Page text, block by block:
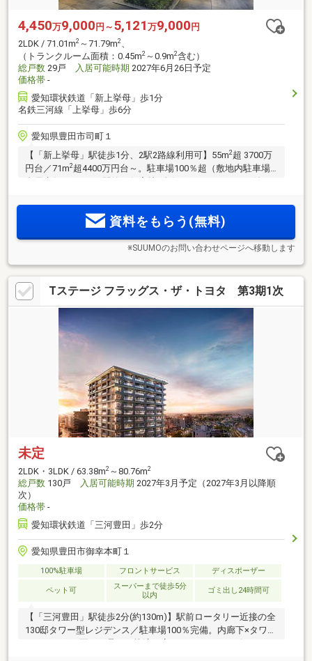
4,450万9,000円～ 5,121 万9,000円
2LDK / 71.01m2 ～71.79m2
（トランクルーム面積：0.45m2 ～0.9m2含む）
総戸数 29戸 入居可能時期 2027年6月26日予定
価格帯 -
愛知環状鉄道「新上挙母」歩1分
名鉄三河線「上挙母」歩6分
愛知県豊田市司町１
【「新上挙母」駅徒歩1分、2駅2路線利用可】55m2 超 3700万
円台／71m2 超4400万円台～。駐車場100％超（敷地内駐車場2
種のプランバリエーション(注1)。SUUMOでの予約来場で
8000円分ギフト券進呈(注2)資料をもらう(無料)
※SUUMOのお問い合わせページへ移動します
Tステージ フラッグス・ザ・トヨタ 第3期1次
未定
2LDK・3LDK / 63.38m2 ～80.76m2
総戸数 130戸 入居可能時期 2027年3月予定（2027年3月以降順
次）
価格帯 -
愛知環状鉄道「三河豊田」歩2分
愛知県豊田市御幸本町１
100%駐車場 フロントサービス ディスポーザー
ペット可
スーパーまで徒歩5分
以内
ゴミ出し24時間可
【「三河豊田」駅徒歩2分(約130m)】駅前ロータリー近接の全
130邸タワー型レジデンス／駐車場100％完備。内廊下×タワー